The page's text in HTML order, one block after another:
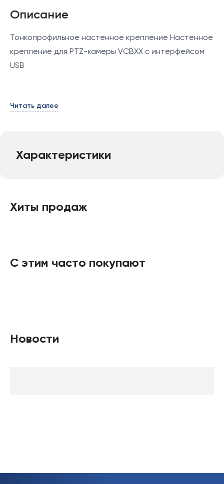
Описание
Тонкопрофильное настенное крепление Настенное
крепление для PTZ-камеры VCBXX с интерфейсом
USB
Читать далее
Характеристики
Хиты продаж
С этим часто покупают
Новости